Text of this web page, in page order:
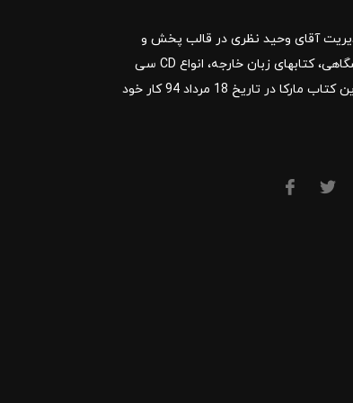
1383 کار خود را با مدیریت آقای وحید نظری در قالب پخش و
توزیع کتب درسی و کمک آموزشی، کتب دانشگاهی، کتابهای زبان خارجه، انواع CD سی
دی و DVD دی وی دی شروع کرد.فروشگاه آنلاین کتاب مارکا در تاریخ 18 مرداد 94 کار خود